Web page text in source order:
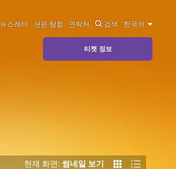
뉴스레터 션윈 탐험 연락처 검색 한국어
티켓 정보
현재 화면: 썸네일 보기